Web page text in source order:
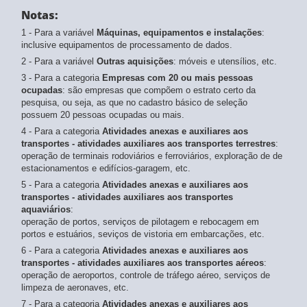
Notas:
1 - Para a variável Máquinas, equipamentos e instalações:
inclusive equipamentos de processamento de dados.
2 - Para a variável Outras aquisições: móveis e utensílios, etc.
3 - Para a categoria Empresas com 20 ou mais pessoas
ocupadas: são empresas que compõem o estrato certo da
pesquisa, ou seja, as que no cadastro básico de seleção
possuem 20 pessoas ocupadas ou mais.
4 - Para a categoria Atividades anexas e auxiliares aos
transportes - atividades auxiliares aos transportes terrestres:
operação de terminais rodoviários e ferroviários, exploração de de
estacionamentos e edifícios-garagem, etc.
5 - Para a categoria Atividades anexas e auxiliares aos
transportes - atividades auxiliares aos transportes
aquaviários:
operação de portos, serviços de pilotagem e rebocagem em
portos e estuários, seviços de vistoria em embarcações, etc.
6 - Para a categoria Atividades anexas e auxiliares aos
transportes - atividades auxiliares aos transportes aéreos:
operação de aeroportos, controle de tráfego aéreo, serviços de
limpeza de aeronaves, etc.
7 - Para a categoria Atividades anexas e auxiliares aos